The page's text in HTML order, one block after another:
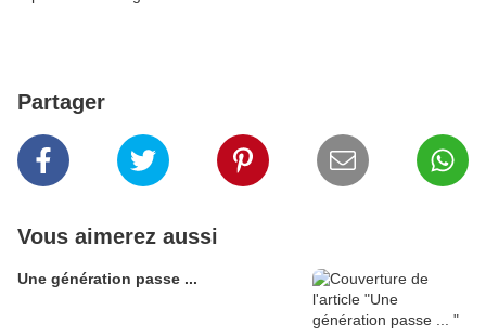
Partager
Vous aimerez aussi
Une génération passe ...